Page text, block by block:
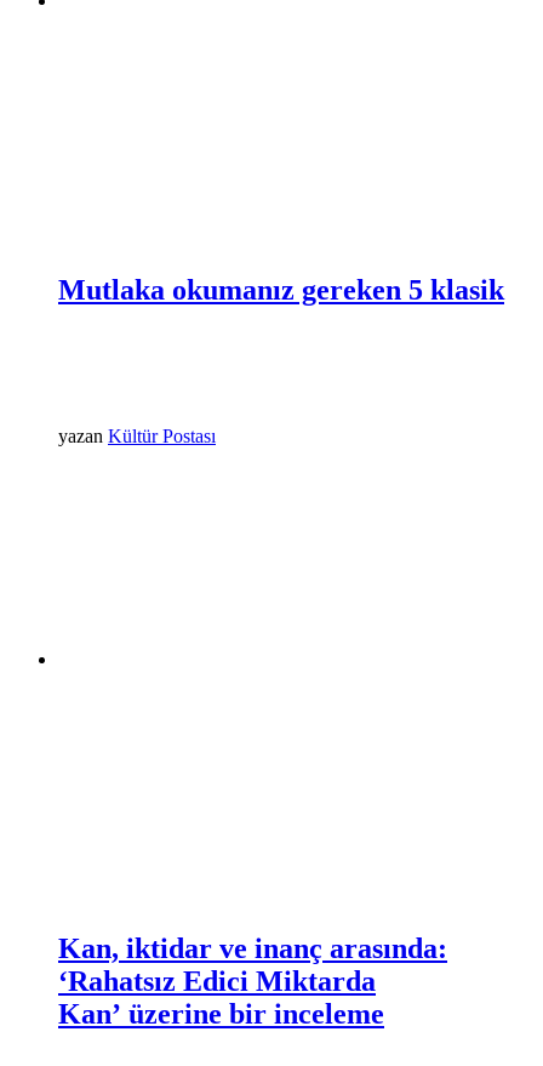
Mutlaka okumanız gereken 5 klasik
yazan Kültür Postası
Kan, iktidar ve inanç arasında:
‘Rahatsız Edici Miktarda
Kan’ üzerine bir inceleme